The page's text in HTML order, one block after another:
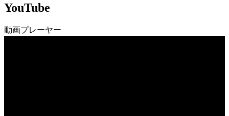
YouTube
動画プレーヤー